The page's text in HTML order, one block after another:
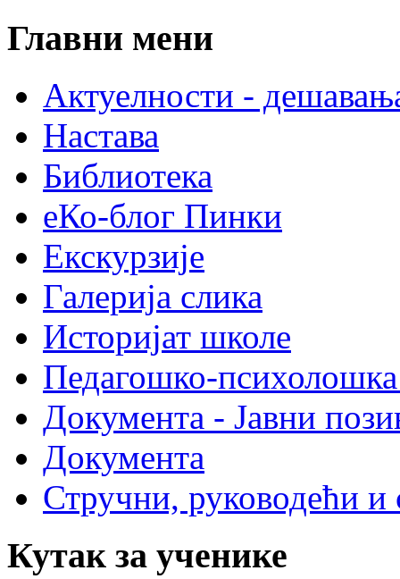
Главни мени
Актуелности -
Настава
Библиотека
еКо-блог Пинки
Екскурзије
Галерија слика
Историјат школе
Педагошко-психолошка
Документа - Јавни
Документа
Стручни, руководећи и
Кутак за ученике